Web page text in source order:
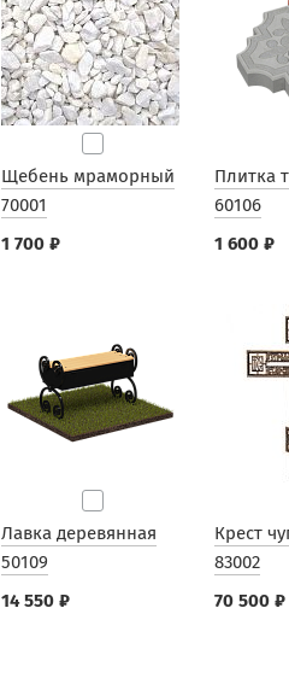
Щебень мраморный
70001
1 700 ₽
Плитка
60106
1 600 ₽
Лавка деревянная
50109
14 550 ₽
Крест
83002
70 500 ₽